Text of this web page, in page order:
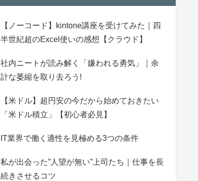
【ノーコード】kintone講座を受けてみた｜四
半世紀超のExcel使いの感想【クラウド】
社内ニートが読み解く「嫌われる勇気」｜余
計な萎縮を取り去ろう!
【米ドル】超円安の今だから始めておきたい
「米ドル積立」【初心者必見】
IT業界で働く適性を見極める3つの条件
私が出会った”人望が無い”上司たち｜仕事を長
続きさせるコツ